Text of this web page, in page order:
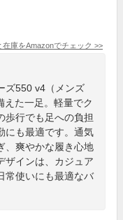
在庫をAmazonでチェック >>
ズ550 v4（メンズ
えた一足。軽量でク
歩行でも足への負担
にも最適です。通気
、爽やかな履き心地
ザインは、カジュア
常使いにも最適なバ